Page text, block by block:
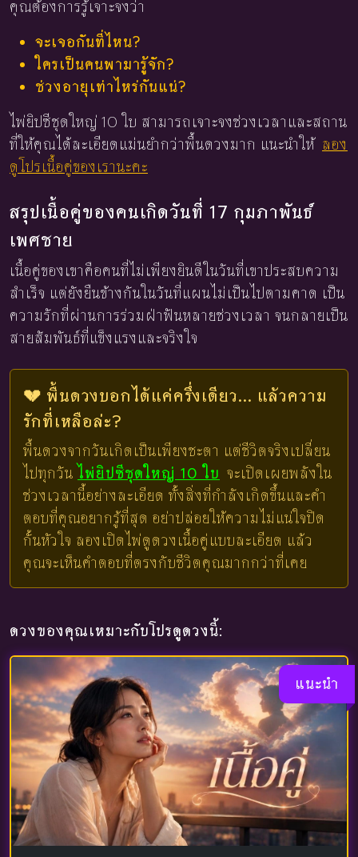
คุณต้องการรู้เจาะจงว่า
จะเจอกันที่ไหน?
ใครเป็นคนพามารู้จัก?
ช่วงอายุเท่าไหร่กันแน่?
ไพ่ยิปซีชุดใหญ่ 10 ใบ สามารถเจาะจงช่วงเวลาและสถาน
ที่ให้คุณได้ละเอียดแม่นยำกว่าพื้นดวงมาก แนะนำให้ ลอง
ดูโปรเนื้อคู่ของเรานะคะ
สรุปเนื้อคู่ของคนเกิดวันที่ 17 กุมภาพันธ์
เพศชาย
เนื้อคู่ของเขาคือคนที่ไม่เพียงยินดีในวันที่เขาประสบความ
สำเร็จ แต่ยังยืนข้างกันในวันที่แผนไม่เป็นไปตามคาด เป็น
ความรักที่ผ่านการร่วมฝ่าฟันหลายช่วงเวลา จนกลายเป็น
สายสัมพันธ์ที่แข็งแรงและจริงใจ
💔 พื้นดวงบอกได้แค่ครึ่งเดียว... แล้วความ
รักที่เหลือล่ะ?
พื้นดวงจากวันเกิดเป็นเพียงชะตา แต่ชีวิตจริงเปลี่ยน
ไปทุกวัน ไพ่ยิปซีชุดใหญ่ 10 ใบ จะเปิดเผยพลังใน
ช่วงเวลานี้อย่างละเอียด ทั้งสิ่งที่กำลังเกิดขึ้นและคำ
ตอบที่คุณอยากรู้ที่สุด อย่าปล่อยให้ความไม่แน่ใจปิด
กั้นหัวใจ ลองเปิดไพ่ดูดวงเนื้อคู่แบบละเอียด แล้ว
คุณจะเห็นคำตอบที่ตรงกับชีวิตคุณมากกว่าที่เคย
ดวงของคุณเหมาะกับโปรดูดวงนี้:
แนะนำ